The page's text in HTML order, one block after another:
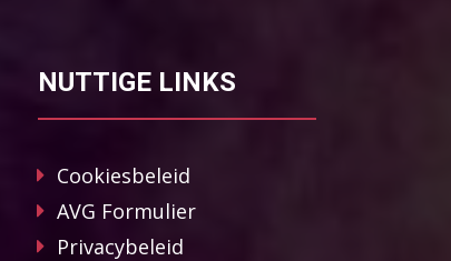
NUTTIGE LINKS
Cookiesbeleid
AVG Formulier
Privacybeleid